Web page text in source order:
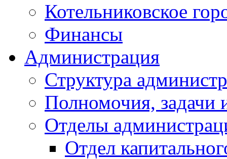
Котельниковское
Финансы
Администрация
Структура
Полномочия, задачи
Отделы
Отдел